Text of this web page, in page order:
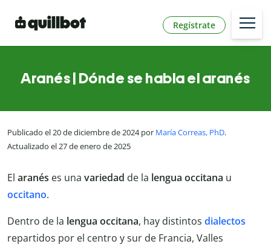
Regístrate
Aranés | Dónde se habla el aranés
Publicado el 20 de diciembre de 2024 por María Correas, PhD.
Actualizado el 27 de enero de 2025
El aranés es una variedad de la lengua occitana u
occitano.
Dentro de la lengua occitana, hay distintos dialectos
repartidos por el centro y sur de Francia, Valles